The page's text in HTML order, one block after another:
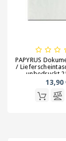
Kordeln
Klammern
PAPYRUS
/
unbedruckt
13,90